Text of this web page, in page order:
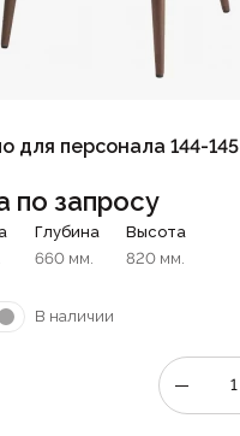
для персонала 144-145
по запросу
Глубина
660 мм.
Высота
820 мм.
В наличии